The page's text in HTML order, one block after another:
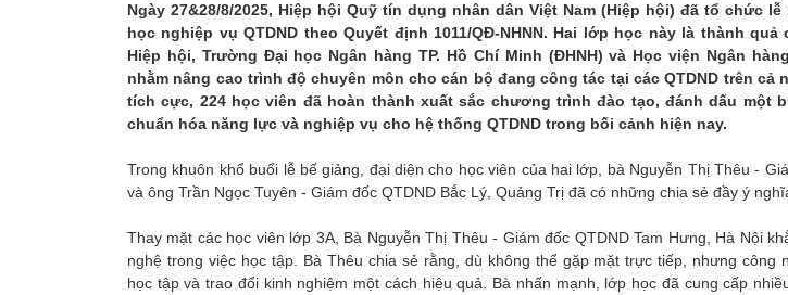
Ngày 27&28/8/2025, Hiệp hội Quỹ tín dụng nhân dân Việt Nam (Hiệp hội) đã tổ chức
học nghiệp vụ QTDND theo Quyết định 1011/QĐ-NHNN. Hai lớp học này là thành
Hiệp hội, Trường Đại học Ngân hàng TP. Hồ Chí Minh (ĐHNH) và Học viện Ngân
nhằm nâng cao trình độ chuyên môn cho cán bộ đang công tác tại các QTDND trên cả
tích cực, 224 học viên đã hoàn thành xuất sắc chương trình đào tạo, đánh dấu một
chuẩn hóa năng lực và nghiệp vụ cho hệ thống QTDND trong bối cảnh hiện nay.
Trong khuôn khổ buổi lễ bế giảng, đại diện cho học viên của hai lớp, bà Nguyễn Thị Thêu -
và ông Trần Ngọc Tuyên - Giám đốc QTDND Bắc Lý, Quảng Trị đã có những chia sẻ đầy ý
Thay mặt các học viên lớp 3A, Bà Nguyễn Thị Thêu - Giám đốc QTDND Tam Hưng, Hà Nội
nghệ trong việc học tập. Bà Thêu chia sẻ rằng, dù không thể gặp mặt trực tiếp, nhưng công
học tập và trao đổi kinh nghiệm một cách hiệu quả. Bà nhấn mạnh, lớp học đã cung cấp